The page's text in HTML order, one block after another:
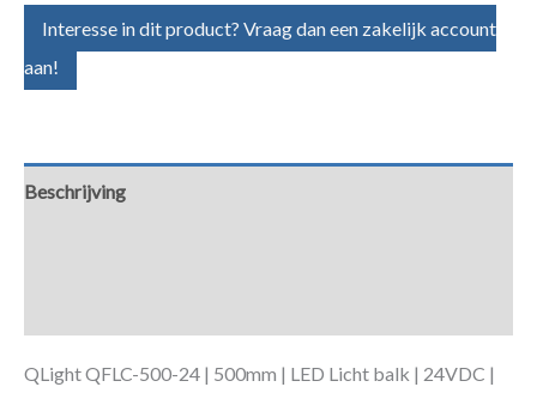
Interesse in dit product? Vraag dan een zakelijk account
aan!
Beschrijving
QLight QFLC-500-24 | 500mm | LED Licht balk | 24VDC |